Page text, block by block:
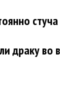
драку во